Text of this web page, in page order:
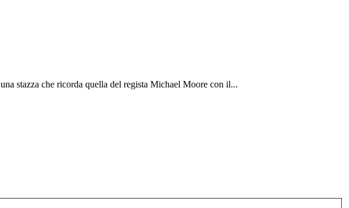
stazza che ricorda quella del regista Michael Moore con il...